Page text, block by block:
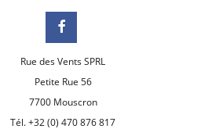
Rue des Vents SPRL
Petite Rue 56
7700 Mouscron
Tél. +32 (0) 470 876 817